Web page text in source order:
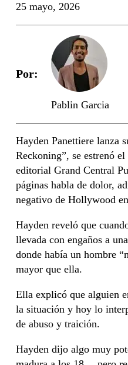
25 mayo, 2026
Por:
Pablin Garcia
Hayden Panettiere lanza
Reckoning”, se estrenó
editorial Grand Central
páginas habla de dolor,
negativo de Hollywood
Hayden reveló que
llevada con engaños a
donde había un hombre
mayor que ella.
Ella explicó que alguien
la situación y hoy lo
de abuso y traición.
Hayden dijo algo muy